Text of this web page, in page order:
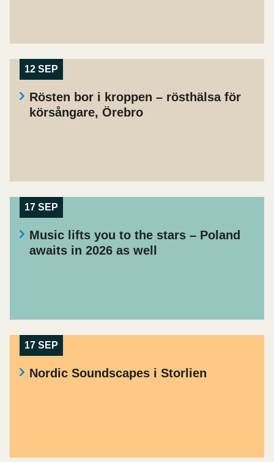
12 SEP
Rösten bor i kroppen – rösthälsa för
körsångare, Örebro
17 SEP
Music lifts you to the stars – Poland
awaits in 2026 as well
17 SEP
Nordic Soundscapes i Storlien